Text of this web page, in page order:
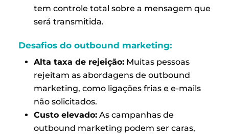
tem controle total sobre a mensagem que
será transmitida.
Desafios do outbound marketing:
Alta taxa de rejeição:Muitas pessoas
rejeitam as abordagens de outbound
marketing, como ligações frias e e-mails
não solicitados.
Custo elevado:As campanhas de
outbound marketing podem ser caras,